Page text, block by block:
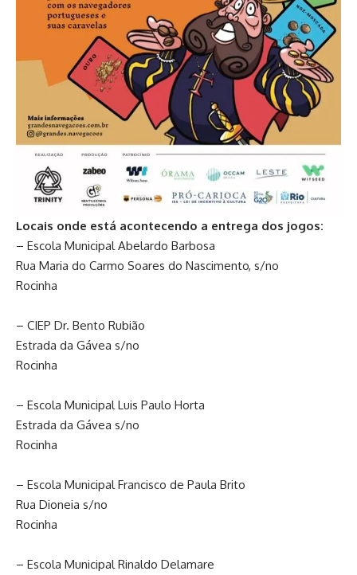
Locais onde está acontecendo a entrega dos jogos:
– Escola Municipal Abelardo Barbosa
Rua Maria do Carmo Soares do Nascimento, s/no
Rocinha
– CIEP Dr. Bento Rubião
Estrada da Gávea s/no
Rocinha
– Escola Municipal Luis Paulo Horta
Estrada da Gávea s/no
Rocinha
– Escola Municipal Francisco de Paula Brito
Rua Dioneia s/no
Rocinha
– Escola Municipal Rinaldo Delamare